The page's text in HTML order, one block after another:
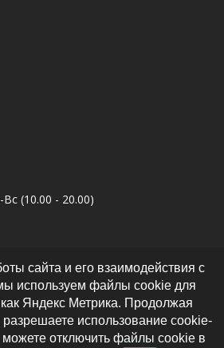
года
(10.00 - 20.00)
данных
сайта и его взаимодействия с
используем файлы cookie для
как Яндекс Метрика. Продолжая
использование cookie-
отключить файлы cookie в